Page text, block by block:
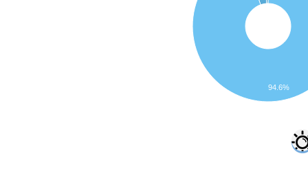
94.6%